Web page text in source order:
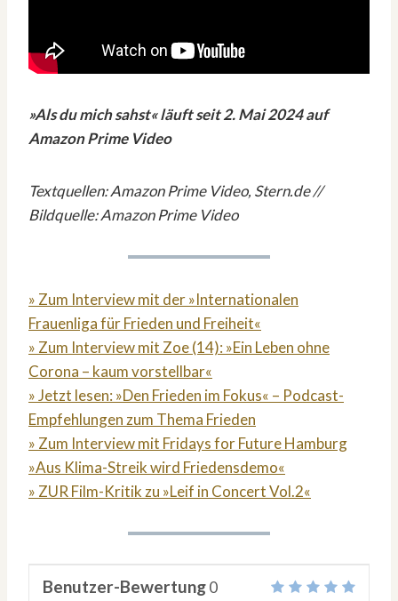
»Als du mich sahst« läuft seit 2. Mai 2024 auf
Amazon Prime Video
Textquellen: Amazon Prime Video, Stern.de //
Bildquelle: Amazon Prime Video
» Zum Interview mit der »Internationalen
Frauenliga für Frieden und Freiheit«
» Zum Interview mit Zoe (14): »Ein Leben ohne
Corona – kaum vorstellbar«
» Jetzt lesen: »Den Frieden im Fokus« – Podcast-
Empfehlungen zum Thema Frieden
» Zum Interview mit Fridays for Future Hamburg
»Aus Klima-Streik wird Friedensdemo«
» ZUR Film-Kritik zu »Leif in Concert Vol.2«
Benutzer-Bewertung0